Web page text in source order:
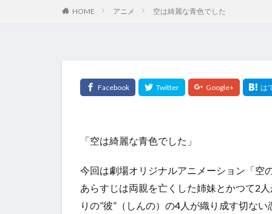
HOME アニメ 空は綺麗な青色でした
「空は綺麗な青色でした」
今回は劇場オリジナルアニメーション「空
あらすじは両親を亡くした姉妹とかつて2
りの”彼”（しんの）の4人が織り成す切な